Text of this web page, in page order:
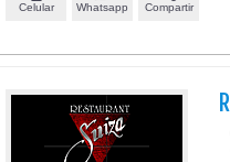
Celular Whatsapp Compartir